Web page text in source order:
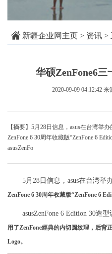
新疆企业网主页 > 资讯 >
华硕ZenFone6
2020-09-09 04:12:42 来
【摘要】5月28日信息，asus在台湾举
ZenFone 6 30周年收藏版“ZenFone 6
asusZenFo
5月28日信息，asus在台湾举
ZenFone 6 30周年收藏版“ZenFone 6
asusZenFone 6 Edition 30造
用了ZenFone經典的内切圆纹理，后背
Logo。